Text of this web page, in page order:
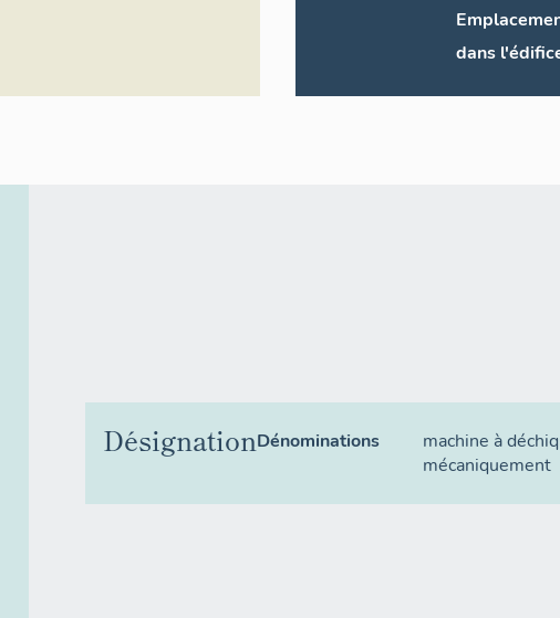
dans
DésignationDénominations machine à
mécaniquement